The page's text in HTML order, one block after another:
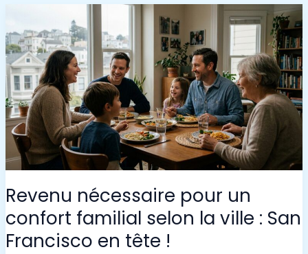
PROFESSIONNEL
?
Revenu nécessaire pour un
confort familial selon la ville : San
Francisco en tête !